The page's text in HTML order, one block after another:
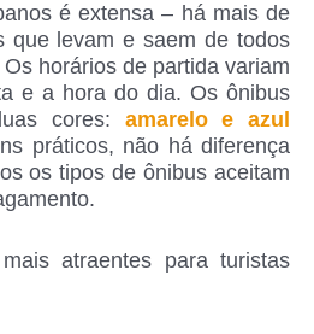
é extensa – há mais de
que levam e saem de todos
horários de partida variam
e a hora do dia. Os ônibus
cores: amarelo e azul
práticos, não há diferença
os tipos de ônibus aceitam
atraentes para turistas